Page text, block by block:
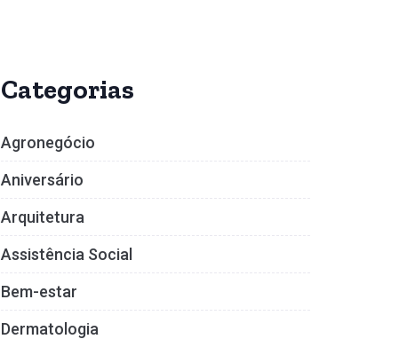
Categorias
Agronegócio
Aniversário
Arquitetura
Assistência Social
Bem-estar
Dermatologia